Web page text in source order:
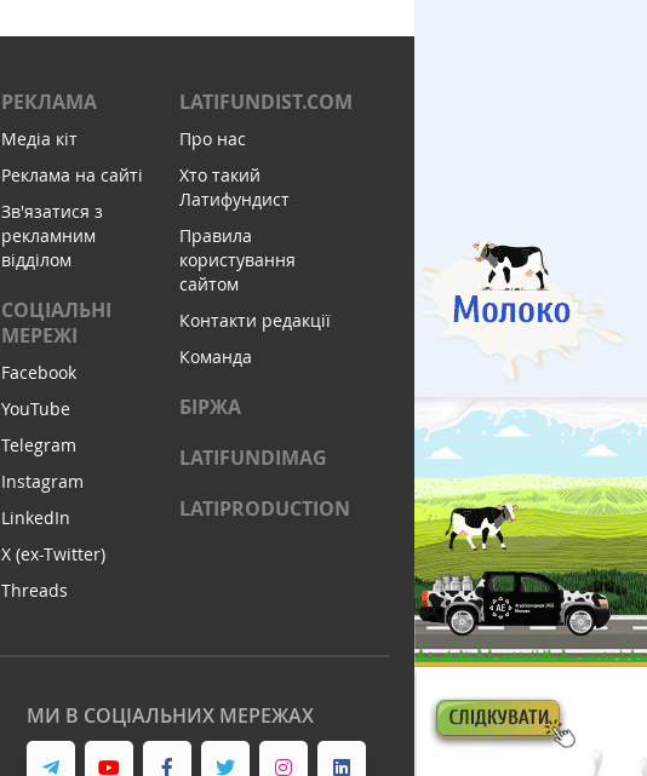
РЕКЛАМА
Медіа кіт
Реклама на сайті
Зв'язатися з
рекламним
відділом
СОЦІАЛЬНІ
МЕРЕЖІ
Facebook
YouTube
Telegram
Instagram
LinkedIn
X (ex-Twitter)
Threads
LATIFUNDIST.COM
Про нас
Хто такий
Латифундист
Правила
користування
сайтом
Контакти редакції
Команда
БІРЖА
LATIFUNDIMAG
LATIPRODUCTION
МИ В СОЦІАЛЬНИХ МЕРЕЖАХ